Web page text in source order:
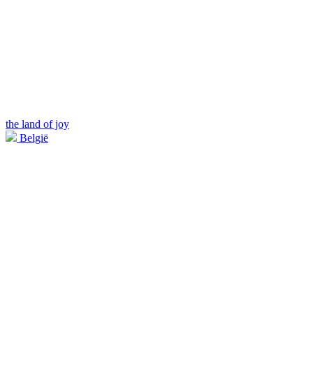
the land of joy
België